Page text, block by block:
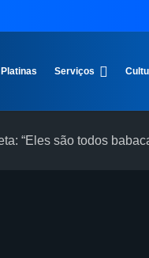
Platinas Serviços
“Eles são todos